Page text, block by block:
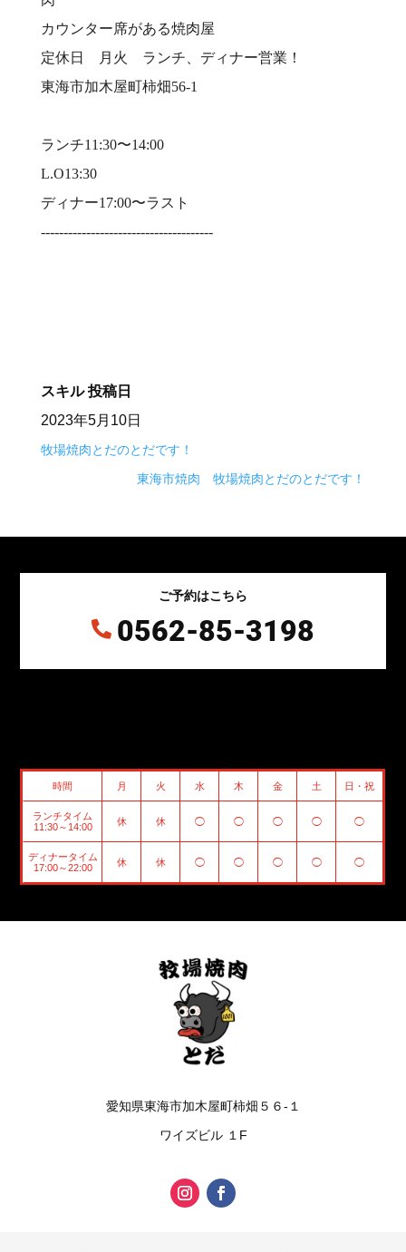
カウンター席がある焼肉屋⠀
定休日 月火 ランチ、ディナー営業！⠀
東海市加木屋町柿畑56-1⠀
ランチ11:30〜14:00⠀
L.O13:30⠀
ディナー17:00〜ラスト⠀
--------------------------------------⠀
スキル 投稿日
2023年5月10日
牧場焼肉とだのとだです！
東海市焼肉 牧場焼肉とだのとだです！
ご予約はこちら
 0562-85-3198
時間 月 火 水 木 金 土 日・祝
ランチタイム
11:30～14:00
休 休 ◯ ◯ ◯ ◯ ◯
ディナータイム
17:00～22:00
休 休 ◯ ◯ ◯ ◯ ◯
愛知県東海市加木屋町柿畑５６-１
ワイズビル １F